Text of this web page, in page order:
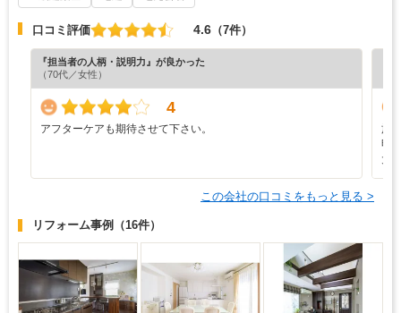
口コミ評価 4.6 （7件）
『担当者の人柄・説明力』が良かった
（70代／女性）
4
アフターケアも期待させて下さい。
施
明
大
この会社の口コミをもっと見る >
リフォーム事例 （16件）